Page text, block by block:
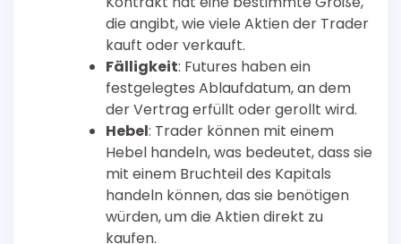
die angibt, wie viele Aktien der Trader
kauft oder verkauft.
Fälligkeit: Futures haben ein
festgelegtes Ablaufdatum, an dem
der Vertrag erfüllt oder gerollt wird.
Hebel: Trader können mit einem
Hebel handeln, was bedeutet, dass sie
mit einem Bruchteil des Kapitals
handeln können, das sie benötigen
würden, um die Aktien direkt zu
kaufen.